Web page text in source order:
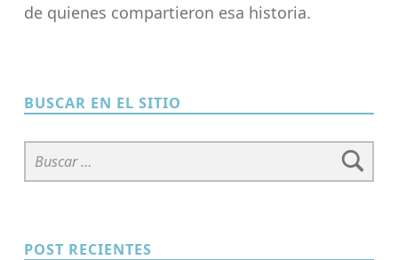
de quienes compartieron esa historia.
Skip back to main navigation
BUSCAR EN EL SITIO
Buscar:
POST RECIENTES